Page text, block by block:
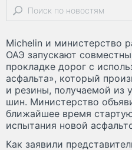
Michelin и министерство
ОАЭ запускают
прокладке дорог с
асфальта», который
и резины, получаемой из
шин. Министерство
ближайшее время
испытания новой
Как заявили